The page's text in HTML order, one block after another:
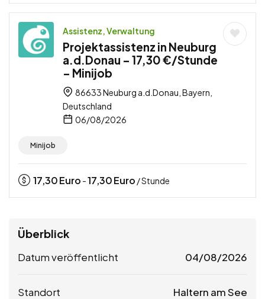
Assistenz, Verwaltung
Projektassistenz in Neuburg
a.d.Donau – 17,30 €/Stunde
– Minijob
86633 Neuburg a.d.Donau, Bayern,
Deutschland
06/08/2026
Minijob
17,30Euro -17,30Euro / Stunde
Überblick
Datum veröffentlicht 04/08/2026
Standort Haltern am See